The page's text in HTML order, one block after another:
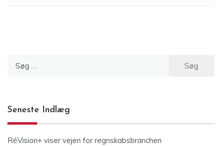
efter:
Seneste Indlæg
RéVision+ viser vejen for regnskabsbranchen